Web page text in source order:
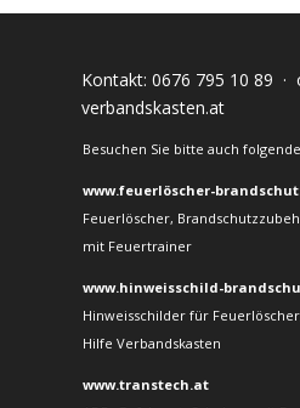
Kontakt: 0676 795 10 89 ·
verbandskasten.at
Besuchen Sie bitte auch
www.feuerlöscher-
Feuerlöscher,
mit Feuertrainer
www.hinweisschild-
Hinweisschilder für
Hilfe Verbandskasten
www.transtech.at